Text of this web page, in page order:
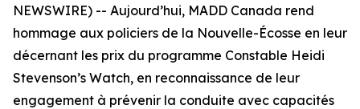
NEWSWIRE) -- Aujourd’hui, MADD Canada rend
hommage aux policiers de la Nouvelle-Écosse en leur
décernant les prix du programme Constable Heidi
Stevenson’s Watch, en reconnaissance de leur
engagement à prévenir la conduite avec capacités